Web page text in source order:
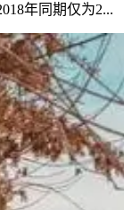
年同期仅为2...